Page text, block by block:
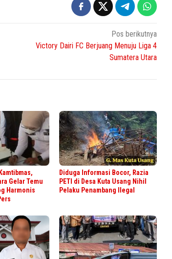
Pos berikutnya
Victory Dairi FC Berjuang Menuju Liga 4
Sumatera Utara
Gelar Temu
Harmonis
Diduga Informasi Bocor, Razia
PETI di Desa Kuta Usang Nihil
Pelaku Penambang Ilegal